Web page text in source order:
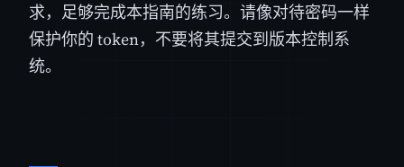
求，足够完成本指南的练习。请像对待密码一样
保护你的 token，不要将其提交到版本控制系
统。